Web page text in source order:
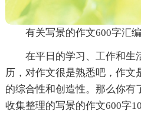
有关写景的作文600字汇
在平日的学习、工作和生
历，对作文很是熟悉吧，作文
的综合性和创造性。那么你有
收集整理的写景的作文600字